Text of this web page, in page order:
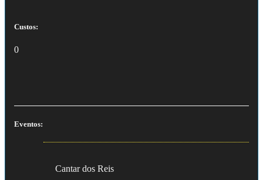
Custos:
0
Eventos:
Cantar dos Reis